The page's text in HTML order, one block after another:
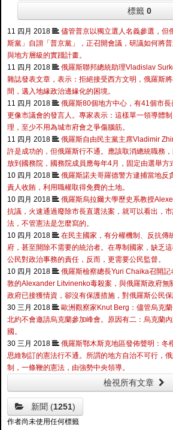
標籤 0
11 四月 2018
儘管普京以獨立選人名義參選，但
斯黨」自詡「普京黨」，正召開會議，研議如何將
與地方層級的實踐計畫。
11 四月 2018
俄羅斯聯邦總統助理Vladislav
雜誌發表文章，表示：拒絕接受西方文明，俄羅斯
間，邁入地緣政治邊緣化的困境。
11 四月 2018
俄羅斯80個地方中心，有41個市長
更像市議會的發言人。專家表示：這樣單一領導體
理，至少不用為城市府會之爭傷腦筋。
11 四月 2018
俄羅斯自由民主黨主席Vladimir
許是成功的，但俄羅斯行不通。應該取消總統職務
放到國務院，國務院成員應每年4月，固定由選舉方
10 四月 2018
俄羅斯諾夫哥羅德警方逮捕當地反
責人收賄，利用職權取得免費的土地。
10 四月 2018
俄羅斯烏拉爾大學歷史系教授
抗議，火速通過廢除市長直選法案，就可以看出，
法，不管憲法是怎麼寫的。
10 四月 2018
在民主國家，有分權機制、反抗傳
府，甚至開除不需要的統治者。在專制國家，缺乏
公民對政治事務的責任，反而，更需要公民監督。
10 四月 2018
俄羅斯檢察總長Yuri Chaika召開
敦的Alexander Litvinenko毒殺案，與俄羅斯政府無
政府已接獲情資，卻沒有保護措施，對俄羅斯公民保
30 三月 2018
歐洲觀察家Knut Berg：儘管烏克
北約不會邀請烏克蘭參加峰會。原因有二：烏克蘭
國。
30 三月 2018
俄羅斯鄂木斯克地區發佈聲明：冬
思維制訂的憲法行不通。所謂的地方自治不可行，
制，一條鞭的憲法，由強勢中央領導。
檢視所有文章
新聞 (1251)
作者尚未使用任何標籤